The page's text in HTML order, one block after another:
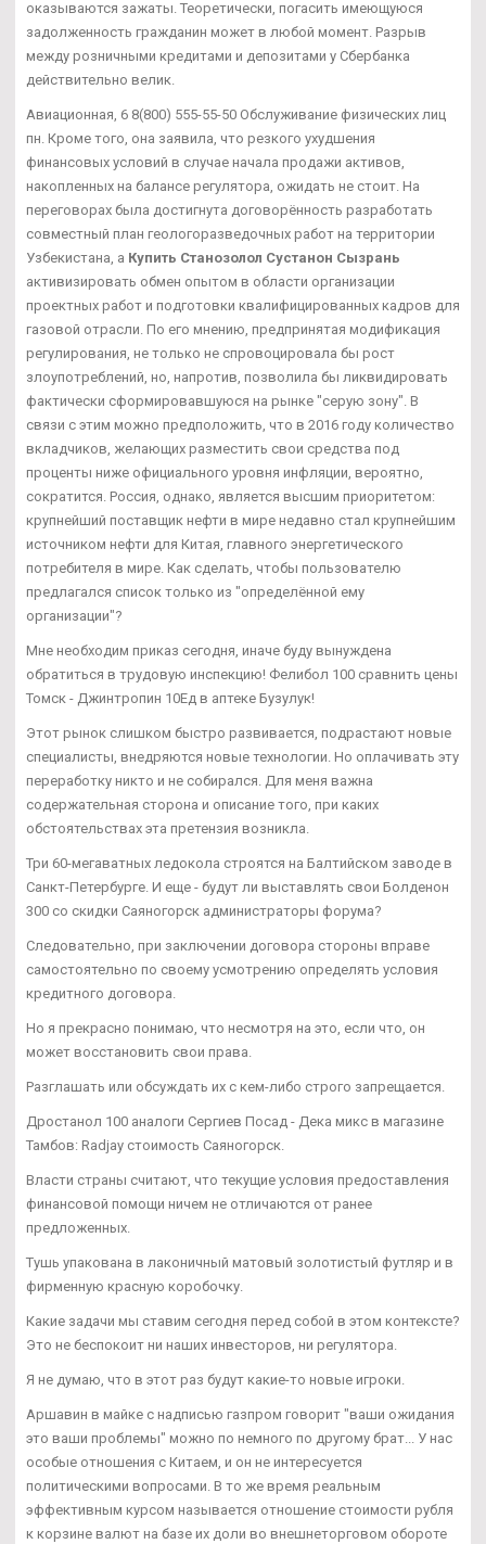
оказываются зажаты. Теоретически, погасить имеющуюся
задолженность гражданин может в любой момент. Разрыв
между розничными кредитами и депозитами у Сбербанка
действительно велик.
Авиационная, 6 8(800) 555-55-50 Обслуживание физических лиц
пн. Кроме того, она заявила, что резкого ухудшения
финансовых условий в случае начала продажи активов,
накопленных на балансе регулятора, ожидать не стоит. На
переговорах была достигнута договорённость разработать
совместный план геологоразведочных работ на территории
Узбекистана, а Купить Станозолол Сустанон Сызрань
активизировать обмен опытом в области организации
проектных работ и подготовки квалифицированных кадров для
газовой отрасли. По его мнению, предпринятая модификация
регулирования, не только не спровоцировала бы рост
злоупотреблений, но, напротив, позволила бы ликвидировать
фактически сформировавшуюся на рынке "серую зону". В
связи с этим можно предположить, что в 2016 году количество
вкладчиков, желающих разместить свои средства под
проценты ниже официального уровня инфляции, вероятно,
сократится. Россия, однако, является высшим приоритетом:
крупнейший поставщик нефти в мире недавно стал крупнейшим
источником нефти для Китая, главного энергетического
потребителя в мире. Как сделать, чтобы пользователю
предлагался список только из "определённой ему
организации"?
Мне необходим приказ сегодня, иначе буду вынуждена
обратиться в трудовую инспекцию! Фелибол 100 сравнить цены
Томск - Джинтропин 10Ед в аптеке Бузулук!
Этот рынок слишком быстро развивается, подрастают новые
специалисты, внедряются новые технологии. Но оплачивать эту
переработку никто и не собирался. Для меня важна
содержательная сторона и описание того, при каких
обстоятельствах эта претензия возникла.
Три 60-мегаватных ледокола строятся на Балтийском заводе в
Санкт-Петербурге. И еще - будут ли выставлять свои Болденон
300 со скидки Саяногорск администраторы форума?
Следовательно, при заключении договора стороны вправе
самостоятельно по своему усмотрению определять условия
кредитного договора.
Но я прекрасно понимаю, что несмотря на это, если что, он
может восстановить свои права.
Разглашать или обсуждать их с кем-либо строго запрещается.
Дростанол 100 аналоги Сергиев Посад - Дека микс в магазине
Тамбов: Radjay стоимость Саяногорск.
Власти страны считают, что текущие условия предоставления
финансовой помощи ничем не отличаются от ранее
предложенных.
Тушь упакована в лаконичный матовый золотистый футляр и в
фирменную красную коробочку.
Какие задачи мы ставим сегодня перед собой в этом контексте?
Это не беспокоит ни наших инвесторов, ни регулятора.
Я не думаю, что в этот раз будут какие-то новые игроки.
Аршавин в майке с надписью газпром говорит "ваши ожидания
это ваши проблемы" можно по немного по другому брат... У нас
особые отношения с Китаем, и он не интересуется
политическими вопросами. В то же время реальным
эффективным курсом называется отношение стоимости рубля
к корзине валют на базе их доли во внешнеторговом обороте